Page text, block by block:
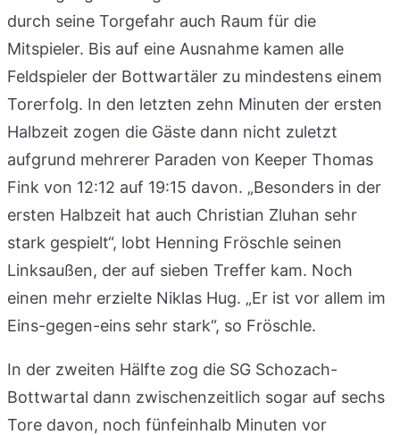
durch seine Torgefahr auch Raum für die
Mitspieler. Bis auf eine Ausnahme kamen alle
Feldspieler der Bottwartäler zu mindestens einem
Torerfolg. In den letzten zehn Minuten der ersten
Halbzeit zogen die Gäste dann nicht zuletzt
aufgrund mehrerer Paraden von Keeper Thomas
Fink von 12:12 auf 19:15 davon. „Besonders in der
ersten Halbzeit hat auch Christian Zluhan sehr
stark gespielt“, lobt Henning Fröschle seinen
Linksaußen, der auf sieben Treffer kam. Noch
einen mehr erzielte Niklas Hug. „Er ist vor allem im
Eins-gegen-eins sehr stark“, so Fröschle.
In der zweiten Hälfte zog die SG Schozach-
Bottwartal dann zwischenzeitlich sogar auf sechs
Tore davon, noch fünfeinhalb Minuten vor